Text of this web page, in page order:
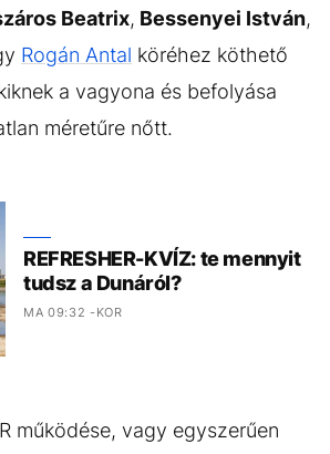
Beatrix, Bessenyei István,
Rogán Antal köréhez köthető
a vagyona és befolyása
méretűre nőtt.
REFRESHER-KVÍZ: te mennyit
tudsz a Dunáról?
MA 09:32 -KOR
működése, vagy egyszerűen